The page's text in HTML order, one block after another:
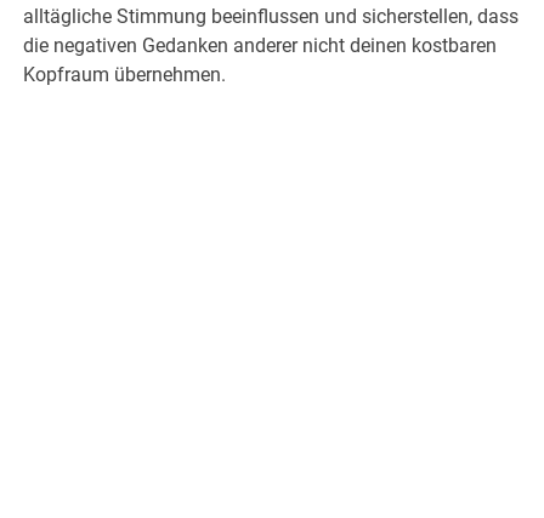
alltägliche Stimmung beeinflussen und sicherstellen, dass
die negativen Gedanken anderer nicht deinen kostbaren
Kopfraum übernehmen.